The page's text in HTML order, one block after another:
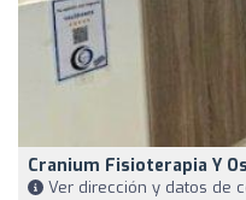
Cranium Fisioterapia Y
Ver dirección y datos de